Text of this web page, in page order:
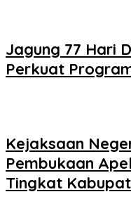
Jagung 77 Hari
Perkuat
Kejaksaan
Pembukaan
Tingkat